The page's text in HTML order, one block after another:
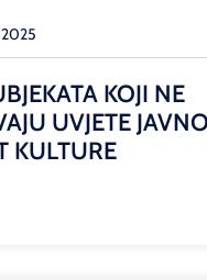
KOJI NE
UVJETE
KULTURE